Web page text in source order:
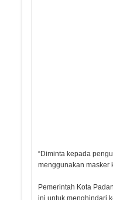
“Diminta kepada
menggunakan masker
Pemerintah Kota
ini untuk menghindari